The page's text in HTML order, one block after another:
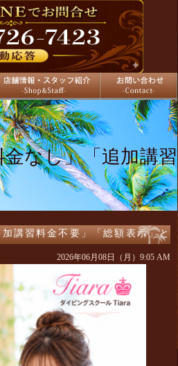
情報 お問い合わせ
なし」「追加講習
講習料金不要」「総額表示」と
2026年06月08日（月）9:05 AM